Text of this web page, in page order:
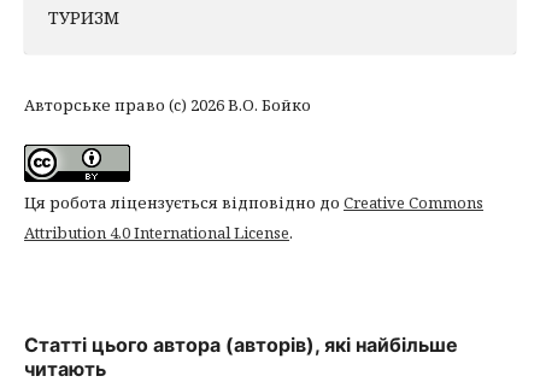
ТУРИЗМ
Авторське право (c) 2026 В.О. Бойко
Ця робота ліцензується відповідно до Creative Commons
Attribution 4.0 International License.
Статті цього автора (авторів), які найбільше
читають